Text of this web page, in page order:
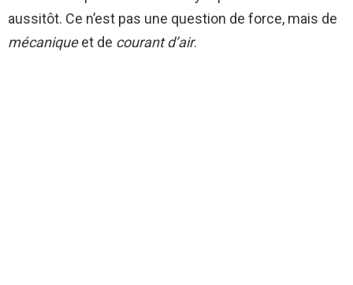
aussitôt. Ce n’est pas une question de force, mais de
mécaniqueet de courant d’air.